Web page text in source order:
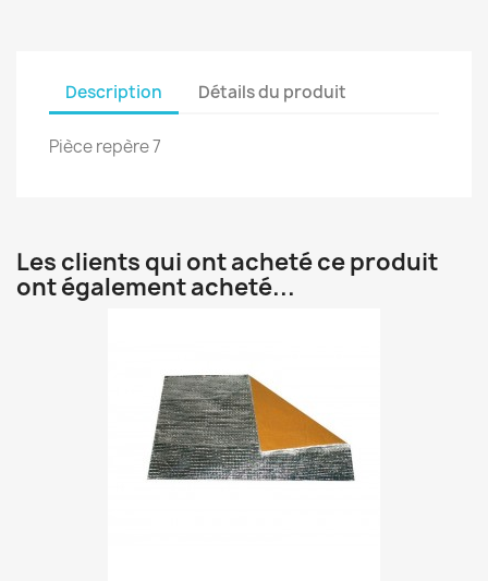
Description Détails du produit
Pièce repère 7
Les clients qui ont acheté ce produit
ont également acheté...